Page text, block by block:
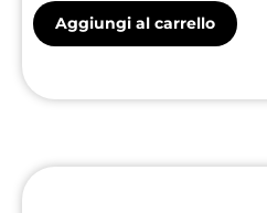
Aggiungi al carrello